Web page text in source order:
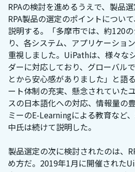
RPAの検討を進めるうえで、製品
RPA製品の選定のポイントについ
説明する。「多摩市では、約120
り、各システム、アプリケーショ
重視しました。UiPathは、様々な
ダーに対応しており、グローバル
とから安心感がありました」と語
ート体制の充実、懸念されていた
スの日本語化への対応、情報量の
ミーのE-Learningによる教育など
中氏は続けて説明した。
製品選定の次に検討されたのは、
め方だ。2019年1月に開催された